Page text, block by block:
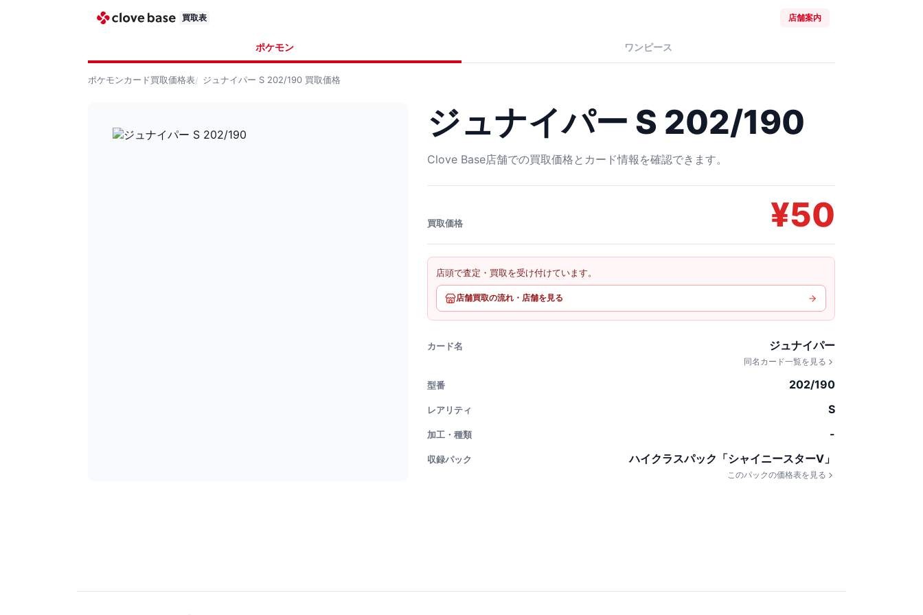
買取表 店舗案内
ポケモン ワンピース
ポケモンカード買取価格表 ジュナイパー S 202/190 買取価格
ジュナイパー S 202/190
Clove Base店舗での買取価格とカード情報を確認できます。
買取価格 ¥50
店頭で査定・買取を受け付けています。
店舗買取の流れ・店舗を見る
カード名 ジュナイパー
同名カード一覧を見る
型番 202/190
レアリティ S
加工・種類 -
収録パック ハイクラスパック「シャイニースターV」
このパックの価格表を見る